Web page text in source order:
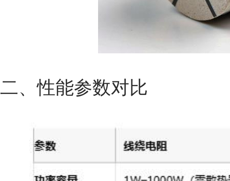
二、性能参数对比